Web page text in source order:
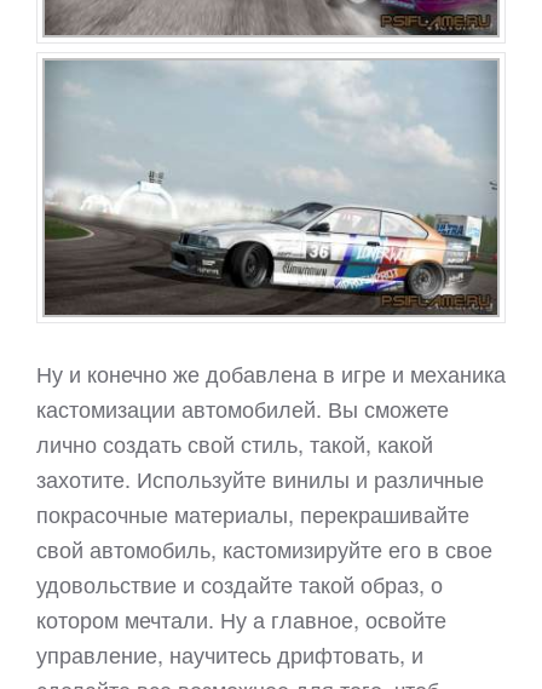
Ну и конечно же добавлена в игре и механика
кастомизации автомобилей. Вы сможете
лично создать свой стиль, такой, какой
захотите. Используйте винилы и различные
покрасочные материалы, перекрашивайте
свой автомобиль, кастомизируйте его в свое
удовольствие и создайте такой образ, о
котором мечтали. Ну а главное, освойте
управление, научитесь дрифтовать, и